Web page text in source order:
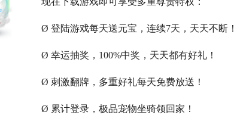
Ø 登陆游戏每天送元宝，连续7天，天天不断！
Ø 幸运抽奖，100%中奖，天天都有好礼！
Ø 刺激翻牌，多重好礼每天免费放送！
Ø 累计登录，极品宠物坐骑领回家！